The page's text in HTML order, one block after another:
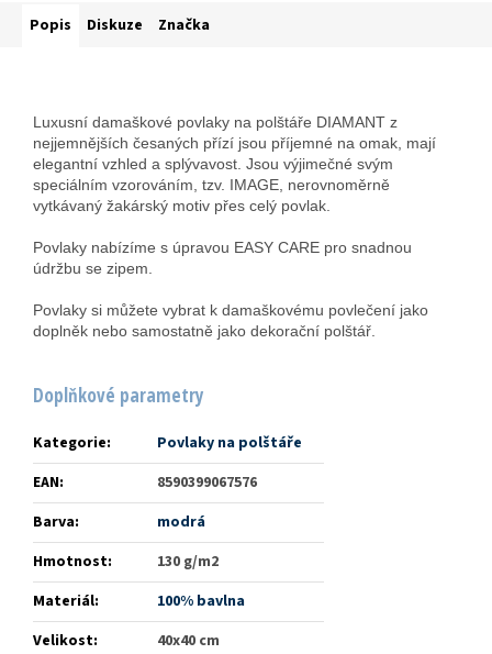
Popis Diskuze Značka
Luxusní damaškové povlaky na polštáře DIAMANT z
nejjemnějších česaných přízí jsou příjemné na omak, mají
elegantní vzhled a splývavost. Jsou výjimečné svým
speciálním vzorováním, tzv. IMAGE, nerovnoměrně
vytkávaný žakárský motiv přes celý povlak.
Povlaky nabízíme s úpravou EASY CARE pro snadnou
údržbu se zipem.
Povlaky si můžete vybrat k damaškovému povlečení jako
doplněk nebo samostatně jako dekorační polštář.
Doplňkové parametry
Kategorie:
Povlaky na polštáře
EAN:
8590399067576
Barva:
modrá
Hmotnost:
130 g/m2
Materiál:
100% bavlna
Velikost:
40x40 cm